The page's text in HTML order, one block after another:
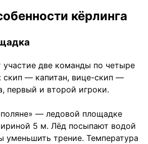
кёрлинга
две команды по четыре
скип — капитан, вице-скип —
первый и второй игроки.
— ледовой площадке
5 м. Лёд посыпают водой
уменьшить трение. Температура